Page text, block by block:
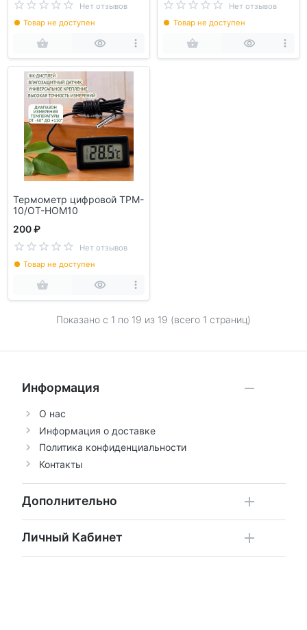
Нет отзывов
Товар не доступен
Нет отзывов
Товар не доступен
Термометр цифровой TPM-
10/OT-HOM10
200 ₽
Нет отзывов
Товар не доступен
Показано с 1 по 19 из 19 (всего 1 страниц)
Информация
О нас
Информация о доставке
Политика конфиденциальности
Контакты
Дополнительно
Личный Кабинет